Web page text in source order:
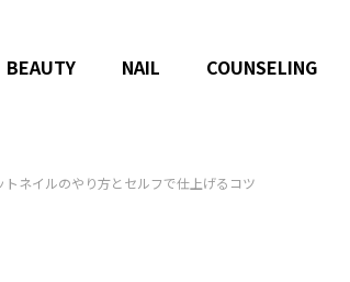
BEAUTY NAIL COUNSELING
ネイルのやり方とセルフで仕上げるコツ